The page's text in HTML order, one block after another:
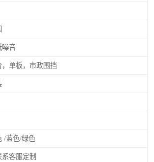
噪音
，单板，市政围挡
/蓝色/绿色
系客服定制